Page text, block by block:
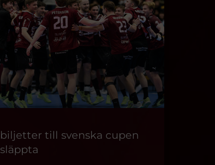
biljetter till svenska cupen
släppta